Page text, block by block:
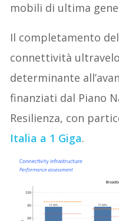
mobili di ultima
Il completamento
connettività
determinante
finanziati dal Piano
Resilienza, con
Italia a 1 Giga.